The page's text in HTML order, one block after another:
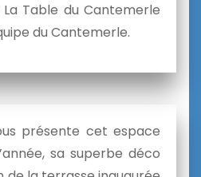
Table du Cantemerle
du Cantemerle.
présente cet espace
sa superbe déco